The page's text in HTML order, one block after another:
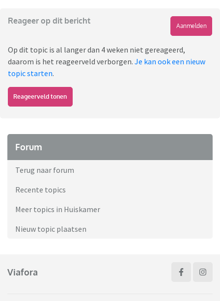
Reageer op dit bericht
Aanmelden
Op dit topic is al langer dan 4 weken niet gereageerd,
daarom is het reageerveld verborgen. Je kan ook een nieuw
topic starten.
Reageerveld tonen
Forum
Terug naar forum
Recente topics
Meer topics in Huiskamer
Nieuw topic plaatsen
Viafora